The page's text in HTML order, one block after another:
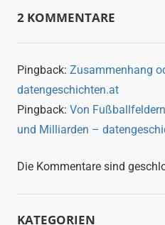
2 KOMMENTARE
Pingback: Zusammenhang
datengeschichten.at
Pingback: Von
und Milliarden –
Die Kommentare sind
KATEGORIEN